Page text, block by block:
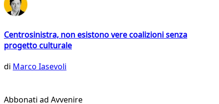
Centrosinistra, non esistono vere coalizioni senza
progetto culturale
di Marco Iasevoli
Abbonati ad Avvenire